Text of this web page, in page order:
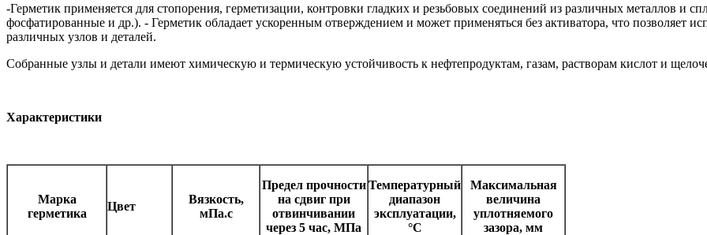
-Герметик применяется для стопорения, герметизации, контровки гладких и резьбовых соединений из различных металлов и
фосфатированные и др.). - Герметик обладает ускоренным отверждением и может применяться без активатора, что позволяет
различных узлов и деталей.
Собранные узлы и детали имеют химическую и термическую устойчивость к нефтепродуктам, газам, растворам кислот и
Характеристики
Марка
герметика
Цвет
Вязкость,
мПа.с
Предел прочности
на сдвиг при
отвинчивании
через 5 час, МПа
Температурный
диапазон
эксплуатации,
°С
Максимальная
величина
уплотняемого
зазора, мм